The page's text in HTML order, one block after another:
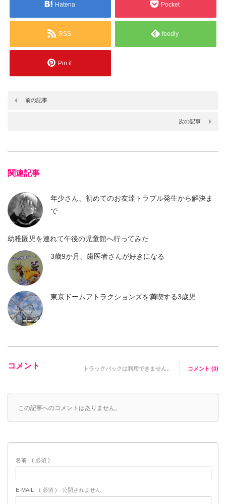
Hatena Pocket
RSS feedly
Pin it
前の記事
次の記事
関連記事
年少さん、初めてのお友達トラブル発生から解決ま
で
幼稚園児を連れて午後の児童館へ行ってみた
3歳9か月、歯医者さんが好きになる
東京ドームアトラクションズを満喫する3歳児
コメント トラックバックは利用できません。 コメント (0)
この記事へのコメントはありません。
名前 ( 必須 )
E-MAIL ( 必須 ) - 公開されません -